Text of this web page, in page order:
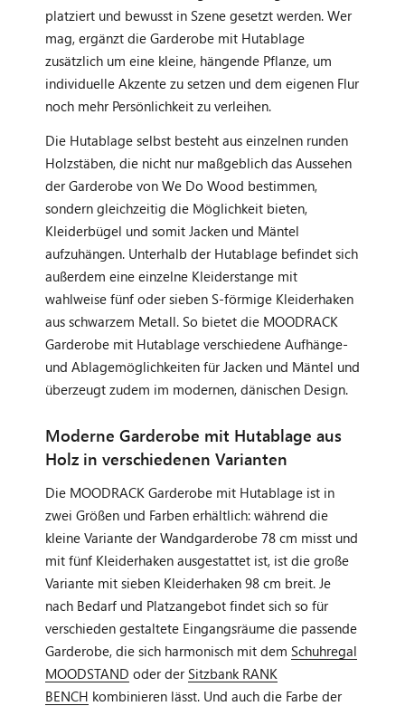
platziert und bewusst in Szene gesetzt werden. Wer
mag, ergänzt die Garderobe mit Hutablage
zusätzlich um eine kleine, hängende Pflanze, um
individuelle Akzente zu setzen und dem eigenen Flur
noch mehr Persönlichkeit zu verleihen.
Die Hutablage selbst besteht aus einzelnen runden
Holzstäben, die nicht nur maßgeblich das Aussehen
der Garderobe von We Do Wood bestimmen,
sondern gleichzeitig die Möglichkeit bieten,
Kleiderbügel und somit Jacken und Mäntel
aufzuhängen. Unterhalb der Hutablage befindet sich
außerdem eine einzelne Kleiderstange mit
wahlweise fünf oder sieben S-förmige Kleiderhaken
aus schwarzem Metall. So bietet die MOODRACK
Garderobe mit Hutablage verschiedene Aufhänge-
und Ablagemöglichkeiten für Jacken und Mäntel und
überzeugt zudem im modernen, dänischen Design.
Moderne Garderobe mit Hutablage aus
Holz in verschiedenen Varianten
Die MOODRACK Garderobe mit Hutablage ist in
zwei Größen und Farben erhältlich: während die
kleine Variante der Wandgarderobe 78 cm misst und
mit fünf Kleiderhaken ausgestattet ist, ist die große
Variante mit sieben Kleiderhaken 98 cm breit. Je
nach Bedarf und Platzangebot findet sich so für
verschieden gestaltete Eingangsräume die passende
Garderobe, die sich harmonisch mit dem Schuhregal
MOODSTAND oder derSitzbank RANK
BENCH kombinieren lässt. Und auch die Farbe der